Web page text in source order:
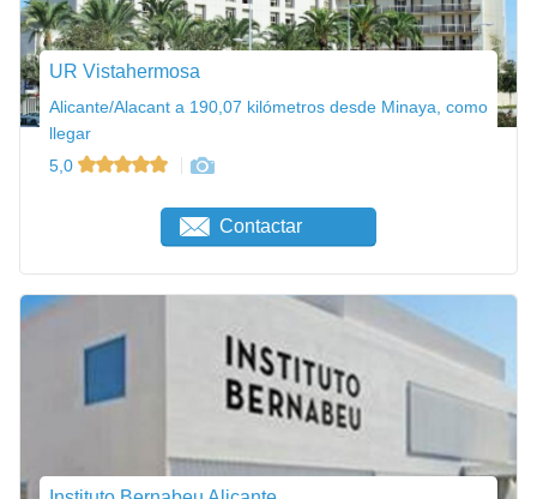
UR Vistahermosa
Alicante/Alacant a 190,07 kilómetros desde Minaya, como
llegar
5,0
Contactar